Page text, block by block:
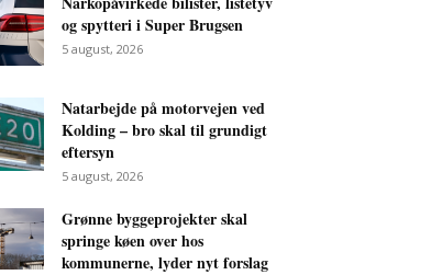
og spytteri i Super Brugsen
5 august, 2026
Natarbejde på motorvejen ved
Kolding – bro skal til grundigt
eftersyn
5 august, 2026
Grønne byggeprojekter skal
springe køen over hos
kommunerne, lyder nyt forslag